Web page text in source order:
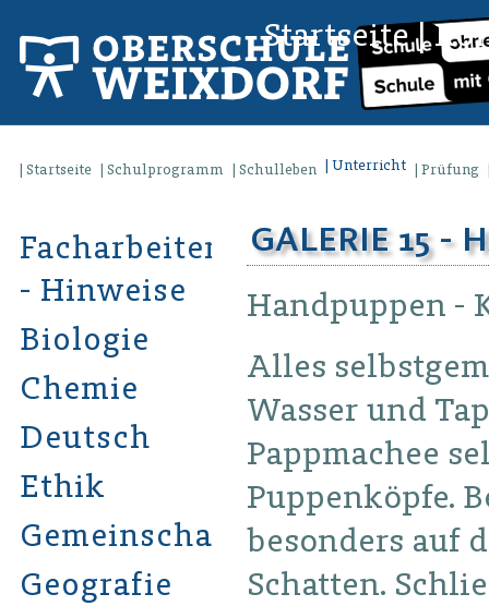
Startseite|
Startseite Schulprogramm Schulleben Unterricht Prüfung
GALERIE 15 -
Handpuppen -
Alles
Wasser und
Pappmachee
Puppenköpfe.
besonders auf
Schatten.
Facharbeiten
- Hinweise
Biologie
Chemie
Deutsch
Ethik
Gemeinschaftskunde
Geografie